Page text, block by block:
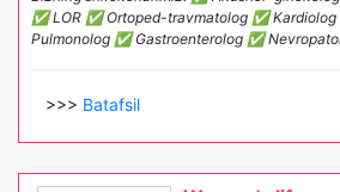
✅ LOR ✅ Ortoped-travmatolog ✅
Pulmonolog ✅ Gastroenterolog ✅
>>> Batafsil